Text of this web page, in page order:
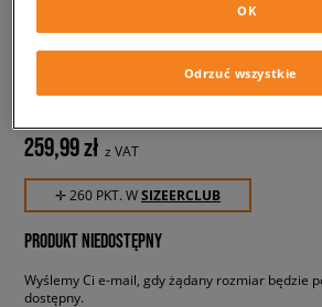
ADIDAS BLUZA ROZPINANA
VELOUR KNIT TRACK TOP
259,99 zł z VAT
✛ 260 PKT. WSIZEERCLUB
PRODUKT NIEDOSTĘPNY
Wyślemy Ci e-mail, gdy żądany rozmiar będzie
dostępny.
Odrzuć wszystkie
OK